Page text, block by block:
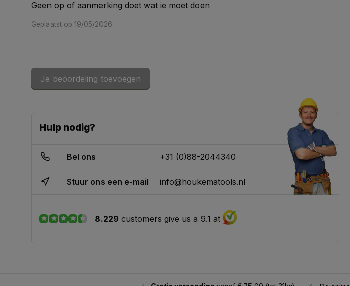
Geen op of aanmerking doet wat ie moet doen
Geplaatst op 19/05/2026
Je beoordeling toevoegen
Hulp nodig?
Bel ons +31 (0)88-2044340
Stuur ons een e-mail info@houkematools.nl
8.229 customers give us a 9.1 at